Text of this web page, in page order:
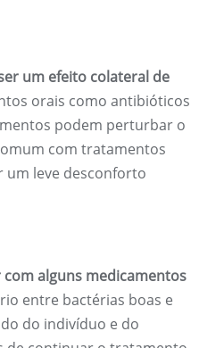
um efeito colateral de
orais como antibióticos
podem perturbar o
com tratamentos
um leve desconforto
alguns medicamentos
entre bactérias boas e
do indivíduo e do